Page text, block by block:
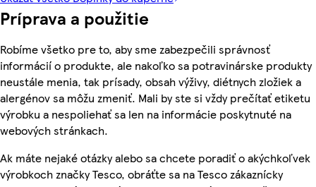
Príprava a použitie
Robíme všetko pre to, aby sme zabezpečili správnosť
informácií o produkte, ale nakoľko sa potravinárske produkty
neustále menia, tak prísady, obsah výživy, diétnych zložiek a
alergénov sa môžu zmeniť. Mali by ste si vždy prečítať etiketu
výrobku a nespoliehať sa len na informácie poskytnuté na
webových stránkach.
Ak máte nejaké otázky alebo sa chcete poradiť o akýchkoľvek
výrobkoch značky Tesco, obráťte sa na Tesco zákaznícky